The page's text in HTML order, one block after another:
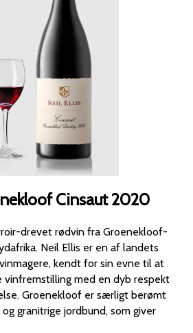
Cinsaut 2020
drevet rødvin fra Groenekloof-
en af landets
kendt for sin evne til at
vinfremstilling med en dyb respekt
berømt
granitrige jordbund, som giver
og stor renhed i frugten. I